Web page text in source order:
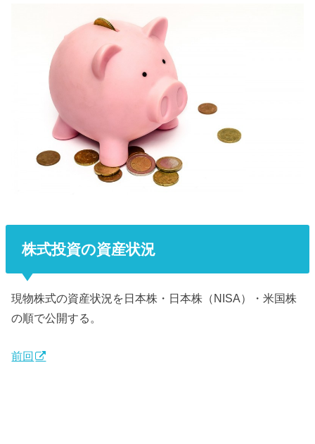
株式投資の資産状況
現物株式の資産状況を日本株・日本株（NISA）・米国株
の順で公開する。
前回